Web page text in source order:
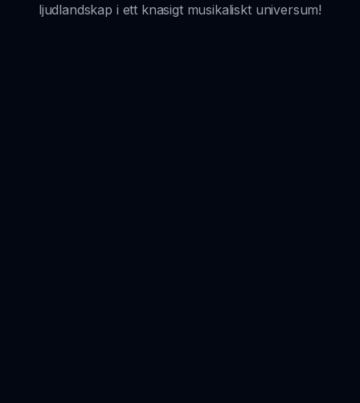
ljudlandskap i ett knasigt musikaliskt universum!